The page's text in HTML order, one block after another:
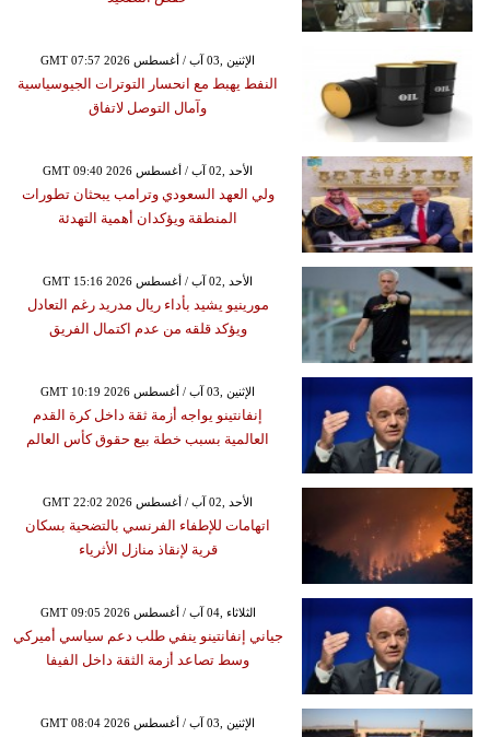
GMT 07:57 2026 الإثنين ,03 آب / أغسطس
النفط يهبط مع انحسار التوترات الجيوسياسية
وآمال التوصل لاتفاق
GMT 09:40 2026 الأحد ,02 آب / أغسطس
ولي العهد السعودي وترامب يبحثان تطورات
المنطقة ويؤكدان أهمية التهدئة
GMT 15:16 2026 الأحد ,02 آب / أغسطس
مورينيو يشيد بأداء ريال مدريد رغم التعادل
ويؤكد قلقه من عدم اكتمال الفريق
GMT 10:19 2026 الإثنين ,03 آب / أغسطس
إنفانتينو يواجه أزمة ثقة داخل كرة القدم
العالمية بسبب خطة بيع حقوق كأس العالم
GMT 22:02 2026 الأحد ,02 آب / أغسطس
اتهامات للإطفاء الفرنسي بالتضحية بسكان
قرية لإنقاذ منازل الأثرياء
GMT 09:05 2026 الثلاثاء ,04 آب / أغسطس
جياني إنفانتينو ينفي طلب دعم سياسي أميركي
وسط تصاعد أزمة الثقة داخل الفيفا
GMT 08:04 2026 الإثنين ,03 آب / أغسطس